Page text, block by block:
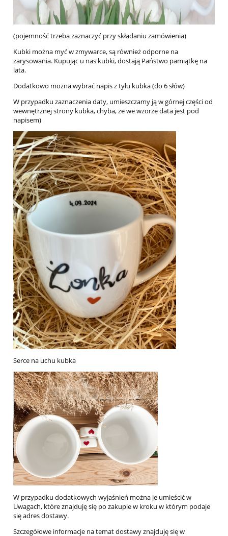
(pojemność trzeba zaznaczyć przy składaniu zamówienia)
Kubki można myć w zmywarce, są również odporne na
zarysowania. Kupując u nas kubki, dostają Państwo pamiątkę na
lata.
Dodatkowo można wybrać napis z tyłu kubka (do 6 słów)
W przypadku zaznaczenia daty, umieszczamy ją w górnej części od
wewnętrznej strony kubka, chyba, że we wzorze data jest pod
napisem)
Serce na uchu kubka
W przypadku dodatkowych wyjaśnień można je umieścić w
Uwagach, które znajduję się po zakupie w kroku w którym podaje
się adres dostawy.
Szczegółowe informacje na temat dostawy znajduję się w